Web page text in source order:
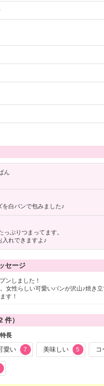
ん
白パンで包みました♪
ぷりつまってます。
れできますよ♪
セージ
ンしました！
女性らしい可愛いパンが沢山♪焼き
す！
件）
長
愛い 7 美味しい 5 コ